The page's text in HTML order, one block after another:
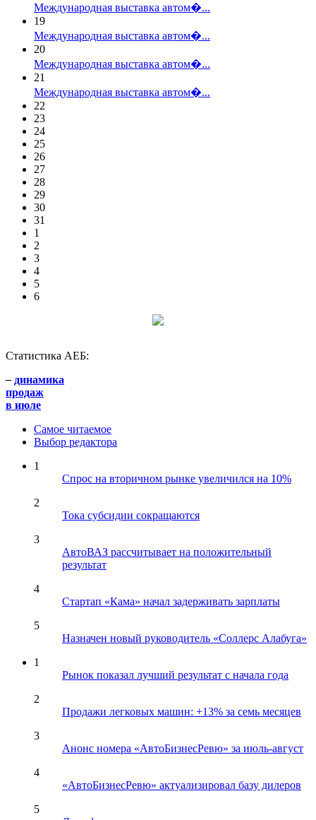
Международная выставка автом�...
19
Международная выставка автом�...
20
Международная выставка автом�...
21
Международная выставка автом�...
22
23
24
25
26
27
28
29
30
31
1
2
3
4
5
6
Статистика АЕБ:
– динамика
продаж
в июле
Самое читаемое
Выбор редактора
1
Спрос на вторичном рынке увеличился на 10%
2
Тока субсидии сокращаются
3
АвтоВАЗ рассчитывает на положительный
результат
4
Стартап «Кама» начал задерживать зарплаты
5
Назначен новый руководитель «Соллерс Алабуга»
1
Рынок показал лучший результат с начала года
2
Продажи легковых машин: +13% за семь месяцев
3
Анонс номера «АвтоБизнесРевю» за июль-август
4
«АвтоБизнесРевю» актуализировал базу дилеров
5